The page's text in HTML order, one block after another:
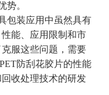
势。
包装应用中虽然具有
能、应用限制和市
服这些问题，需要
防刮花胶片的性能
收处理技术的研发